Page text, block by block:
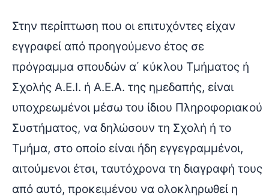
Στην περίπτωση που οι επιτυχόντες είχαν
εγγραφεί από προηγούμενο έτος σε
πρόγραμμα σπουδών α΄ κύκλου Τμήματος ή
Σχολής Α.Ε.Ι. ή Α.Ε.Α. της ημεδαπής, είναι
υποχρεωμένοι μέσω του ίδιου Πληροφοριακού
Συστήματος, να δηλώσουν τη Σχολή ή το
Τμήμα, στο οποίο είναι ήδη εγγεγραμμένοι,
αιτούμενοι έτσι, ταυτόχρονα τη διαγραφή τους
από αυτό, προκειμένου να ολοκληρωθεί η